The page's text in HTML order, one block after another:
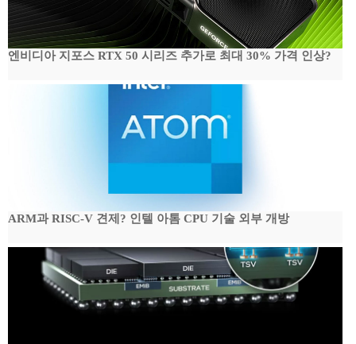
엔비디아 지포스 RTX 50 시리즈 추가로 최대 30% 가격 인상?
ARM과 RISC-V 견제? 인텔 아톰 CPU 기술 외부 개방